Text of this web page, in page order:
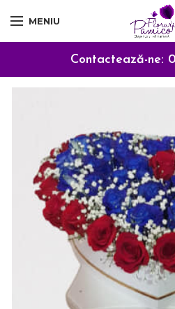
MENIU
Contactează-ne: